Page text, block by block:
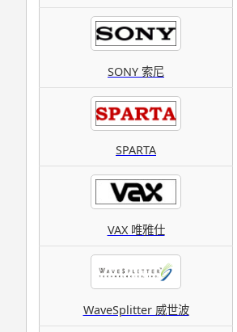
SONY 索尼
SPARTA
VAX 唯雅仕
WaveSplitter 威世波